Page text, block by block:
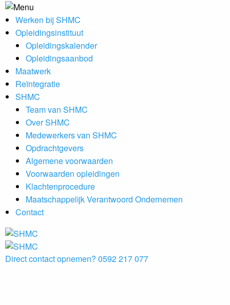
Werken bij SHMC
Opleidingsinstituut
Opleidingskalender
Opleidingsaanbod
Maatwerk
Reïntegratie
SHMC
Team van SHMC
Over SHMC
Medewerkers van SHMC
Opdrachtgevers
Algemene voorwaarden
Voorwaarden opleidingen
Klachtenprocedure
Maatschappelijk Verantwoord Ondernemen
Contact
Direct contact opnemen? 0592 217 077